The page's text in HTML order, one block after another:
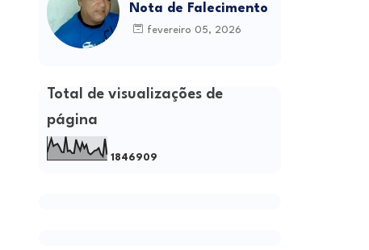
Nota de Falecimento
fevereiro 05, 2026
Total de visualizações de
página
1 846909